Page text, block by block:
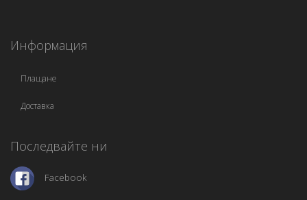
Информация
Плащане
Доставка
Последвайте ни
Facebook